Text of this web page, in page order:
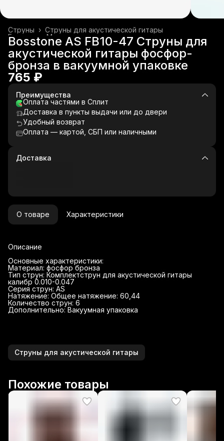
Струны для акустической гитары
Струны ›
Музыкальные инструменты
Главная
Bosstone AS FB10-47 Струны для
акустической гитары фосфор-
бронза в вакуумной упаковке
765 ₽
Преимущества
Оплата частями в Сплит
Доставка в пункты выдачи или до двери
Удобный возврат
Оплата — картой, СБП или наличными
Доставка
О товаре Характеристики
Описание
Основные характеристики:
Материал: фосфор бронза
Тип струн: Комплектструн для акустической гитары
калибр 0.010-0.047
Серия струн: AS
Натяжение: Общее натяжение: 60,44
Количество струн: 6
Дополнительно: Вакуумная упаковка
Струны для акустической гитары
Похожие товары